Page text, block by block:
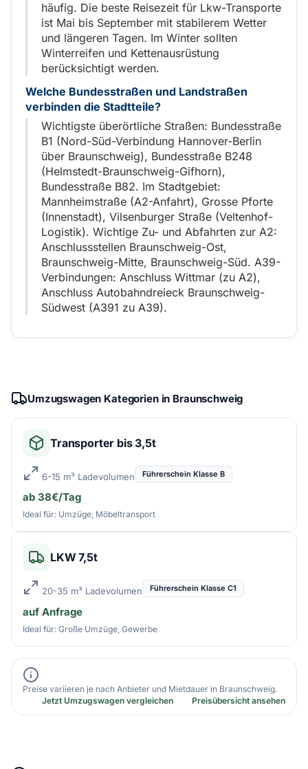
häufig. Die beste Reisezeit für Lkw-Transporte
ist Mai bis September mit stabilerem Wetter
und längeren Tagen. Im Winter sollten
Winterreifen und Kettenausrüstung
berücksichtigt werden.
Welche Bundesstraßen und Landstraßen
verbinden die Stadtteile?
Wichtigste überörtliche Straßen: Bundesstraße
B1 (Nord-Süd-Verbindung Hannover-Berlin
über Braunschweig), Bundesstraße B248
(Helmstedt-Braunschweig-Gifhorn),
Bundesstraße B82. Im Stadtgebiet:
Mannheimstraße (A2-Anfahrt), Grosse Pforte
(Innenstadt), Vilsenburger Straße (Veltenhof-
Logistik). Wichtige Zu- und Abfahrten zur A2:
Anschlussstellen Braunschweig-Ost,
Braunschweig-Mitte, Braunschweig-Süd. A39-
Verbindungen: Anschluss Wittmar (zu A2),
Anschluss Autobahndreieck Braunschweig-
Südwest (A391 zu A39).
Umzugswagen Kategorien in Braunschweig
Transporter bis 3,5t
6-15 m³ Ladevolumen Führerschein Klasse B
ab 38€/Tag
Ideal für: Umzüge, Möbeltransport
LKW 7,5t
20-35 m³ Ladevolumen Führerschein Klasse C1
auf Anfrage
Ideal für: Große Umzüge, Gewerbe
Preise variieren je nach Anbieter und Mietdauer in Braunschweig.
Jetzt Umzugswagen vergleichen
Preisübersicht ansehen